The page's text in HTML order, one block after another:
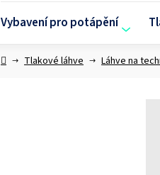
Vybavení pro potápění
DomůTlakové láhve Láhve na